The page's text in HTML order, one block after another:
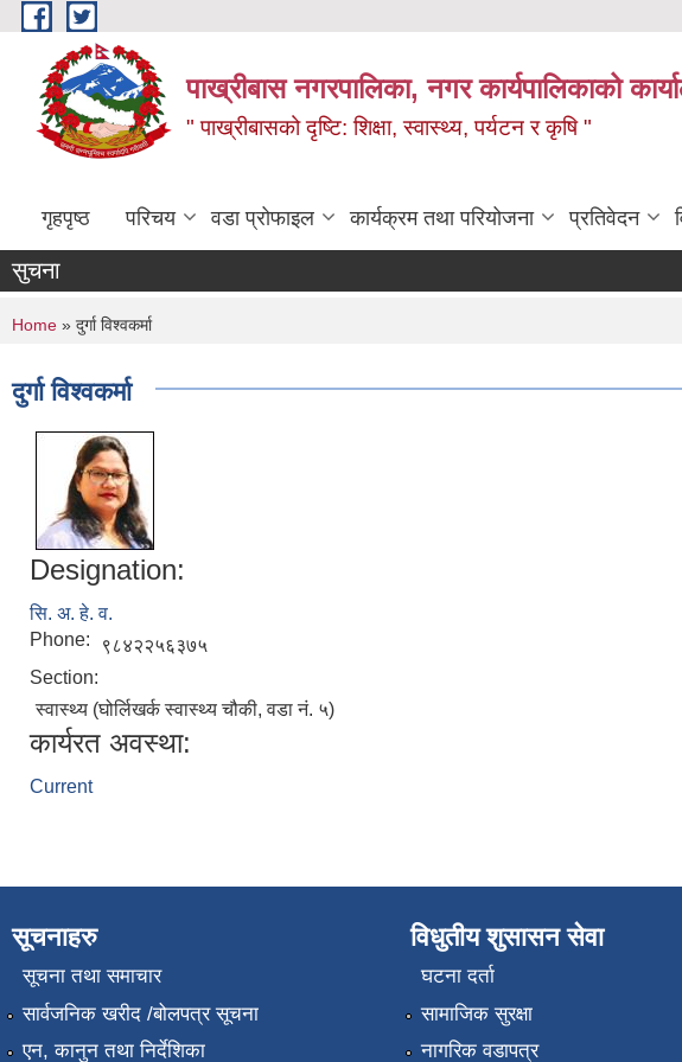
Skip to main content
पाख्रीबास नगरपालिका, नगर कार्यपालिकाको
" पाख्रीबासको दृष्टि: शिक्षा, स्वास्थ्य, पर्यटन र कृषि "
गृहपृष्ठ परिचय वडा प्रोफाइल कार्यक्रम तथा परियोजना प्रतिवेदन
सुचना
You are here
Home » दुर्गा विश्वकर्मा
दुर्गा विश्वकर्मा
Designation:
सि. अ. हे. व.
Phone:
९८४२२५६३७५
Section:
स्वास्थ्य (घोर्लिखर्क स्वास्थ्य चौकी, वडा नं. ५)
कार्यरत अवस्था:
Current
सूचनाहरु
सूचना तथा समाचार
सार्वजनिक खरीद /बोलपत्र सूचना
एन, कानुन तथा निर्देशिका
विधुतीय शुसासन सेवा
घटना दर्ता
सामाजिक सुरक्षा
नागरिक वडापत्र